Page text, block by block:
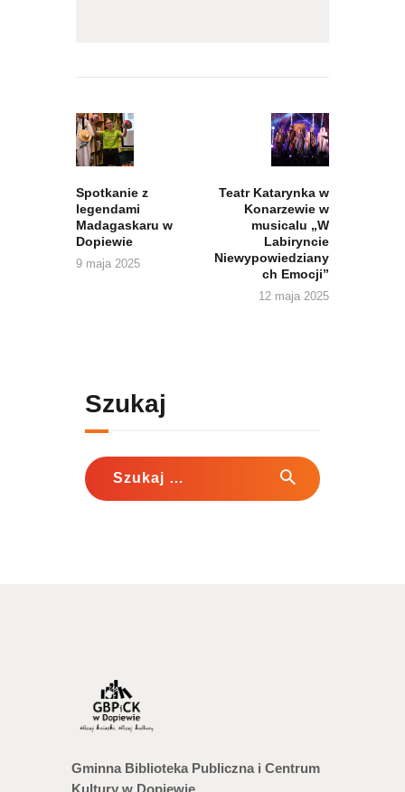
wpisu
Spotkanie z
legendami
Madagaskaru w
Dopiewie
9 maja 2025
Teatr Katarynka w
Konarzewie w
musicalu „W
Labiryncie
Niewypowiedziany
ch Emocji”
12 maja 2025
Szukaj
Szukaj:
Gminna Biblioteka Publiczna i Centrum
Kultury w Dopiewie